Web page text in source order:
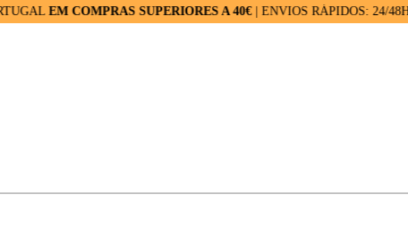
EM COMPRAS SUPERIORES A 40€| ENVIOS RÁPIDOS: 24/48H |